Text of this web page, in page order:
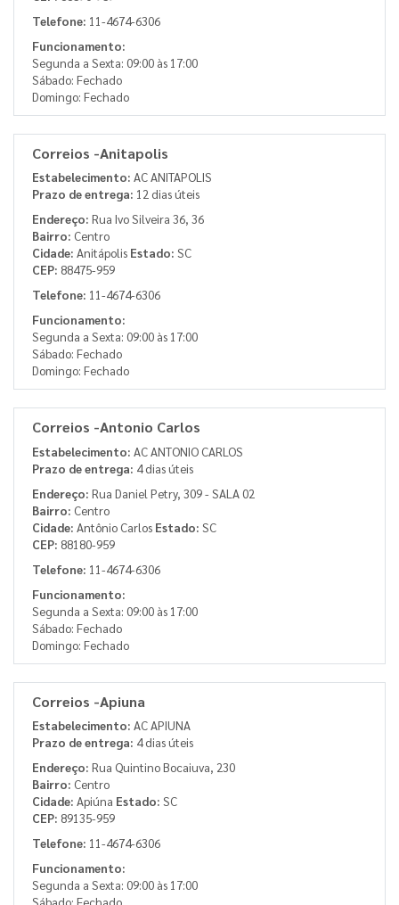
Telefone: 11-4674-6306
Funcionamento:
Segunda a Sexta: 09:00 às 17:00
Sábado: Fechado
Domingo: Fechado
Correios -Anitapolis
Estabelecimento: AC ANITAPOLIS
Prazo de entrega: 12 dias úteis
Endereço: Rua Ivo Silveira 36, 36
Bairro: Centro
Cidade: Anitápolis Estado: SC
CEP: 88475-959
Telefone: 11-4674-6306
Funcionamento:
Segunda a Sexta: 09:00 às 17:00
Sábado: Fechado
Domingo: Fechado
Correios -Antonio Carlos
Estabelecimento: AC ANTONIO CARLOS
Prazo de entrega: 4 dias úteis
Endereço: Rua Daniel Petry, 309 - SALA 02
Bairro: Centro
Cidade: Antônio Carlos Estado: SC
CEP: 88180-959
Telefone: 11-4674-6306
Funcionamento:
Segunda a Sexta: 09:00 às 17:00
Sábado: Fechado
Domingo: Fechado
Correios -Apiuna
Estabelecimento: AC APIUNA
Prazo de entrega: 4 dias úteis
Endereço: Rua Quintino Bocaiuva, 230
Bairro: Centro
Cidade: Apiúna Estado: SC
CEP: 89135-959
Telefone: 11-4674-6306
Funcionamento:
Segunda a Sexta: 09:00 às 17:00